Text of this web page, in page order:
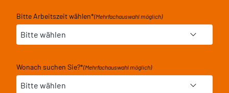
Bitte Arbeitszeit wählen*(Mehrfachauswahl möglich)
Wonach suchen Sie?*(Mehrfachauswahl möglich)